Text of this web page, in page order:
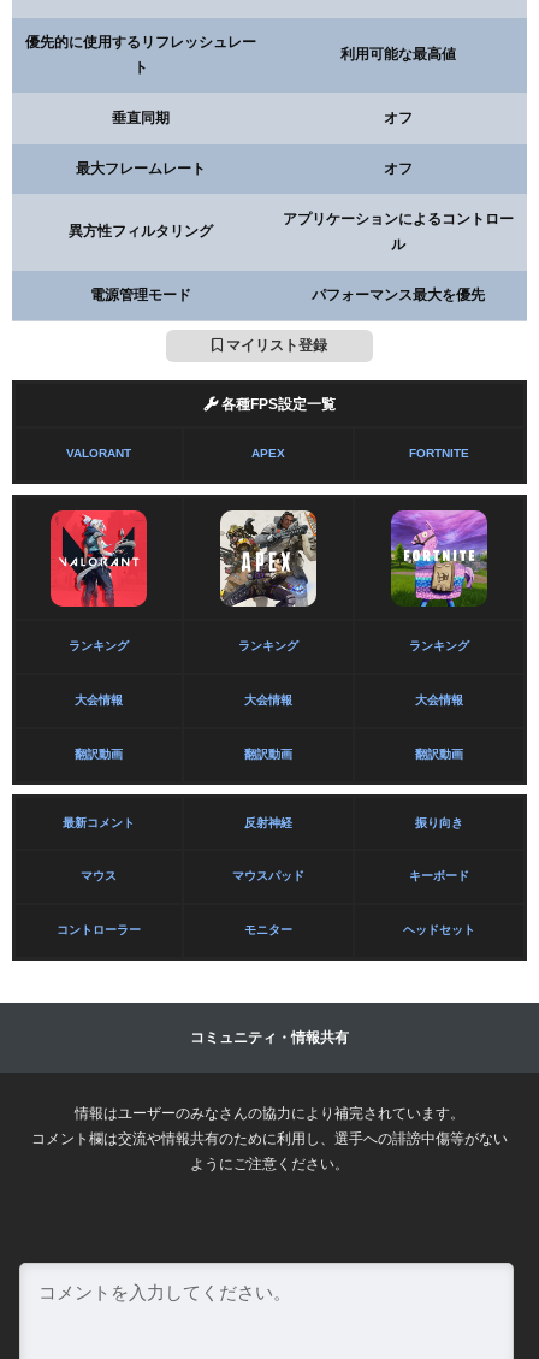
優先的に使用するリフレッシュレー
ト
利用可能な最高値
垂直同期 オフ
最大フレームレート オフ
異方性フィルタリング
アプリケーションによるコントロー
ル
電源管理モード パフォーマンス最大を優先
マイリスト登録
各種FPS設定一覧
VALORANT APEX FORTNITE
ランキング ランキング ランキング
大会情報 大会情報 大会情報
翻訳動画 翻訳動画 翻訳動画
最新コメント 反射神経 振り向き
マウス マウスパッド キーボード
コントローラー モニター ヘッドセット
コミュニティ・情報共有
情報はユーザーのみなさんの協力により補完されています。
コメント欄は交流や情報共有のために利用し、選手への誹謗中傷等がない
ようにご注意ください。